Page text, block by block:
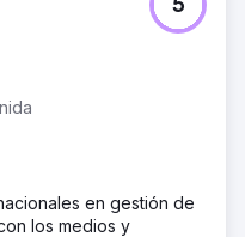
5
en gestión de
los medios y